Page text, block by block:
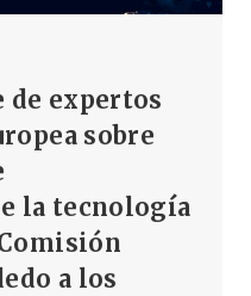
expertos
sobre
la tecnología
a los